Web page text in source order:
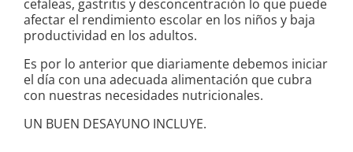
cefaleas, gastritis y desconcentración lo que puede
afectar el rendimiento escolar en los niños y baja
productividad en los adultos.
Es por lo anterior que diariamente debemos iniciar
el día con una adecuada alimentación que cubra
con nuestras necesidades nutricionales.
UN BUEN DESAYUNO INCLUYE.